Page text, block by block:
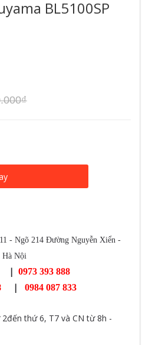
BL5100SP
- Ngõ 214 Đường Nguyễn Xiển -
Hà Nội
|
0973 393 888
| 0984 087 833
thứ 6, T7 và CN từ 8h -